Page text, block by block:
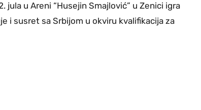
jula u Areni “Husejin Smajlović” u Zenici igra
i susret sa Srbijom u okviru kvalifikacija za